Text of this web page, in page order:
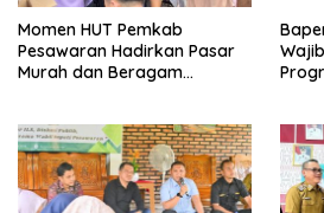
Momen HUT Pemkab
Pesawaran Hadirkan Pasar
Murah dan Beragam
Wajib